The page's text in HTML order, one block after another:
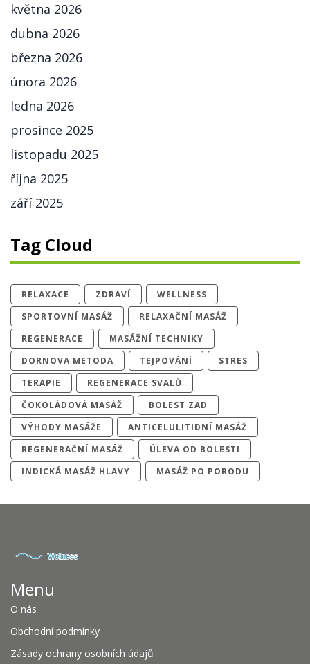
května 2026
dubna 2026
března 2026
února 2026
ledna 2026
prosince 2025
listopadu 2025
října 2025
září 2025
Tag Cloud
RELAXACE ZDRAVÍ
WELLNESS
SPORTOVNÍ MASÁŽ
RELAXAČNÍ MASÁŽ
REGENERACE
MASÁŽNÍ TECHNIKY
DORNOVA METODA
TEJPOVÁNÍ
STRES
TERAPIE
REGENERACE SVALŮ
ČOKOLÁDOVÁ MASÁŽ
BOLEST ZAD
VÝHODY MASÁŽE
ANTICELULITIDNÍ MASÁŽ
REGENERAČNÍ MASÁŽ
ÚLEVA OD BOLESTI
INDICKÁ MASÁŽ HLAVY
MASÁŽ PO PORODU
Menu
O nás
Obchodní podmínky
Zásady ochrany osobních údajů